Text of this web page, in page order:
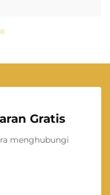
Gratis
menghubungi